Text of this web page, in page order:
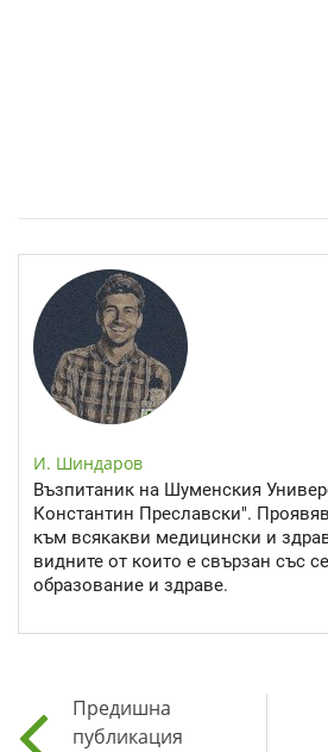
И. Шиндаров
Възпитаник на Шуменския
Константин Преславски".
към всякакви медицински и
видните от които е свързан със
образование и здраве.
Предишна
публикация